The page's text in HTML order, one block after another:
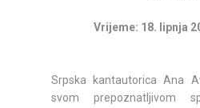
Vrijeme: 18. lipnja
Srpska kantautorica Ana
svom prepoznatljivom